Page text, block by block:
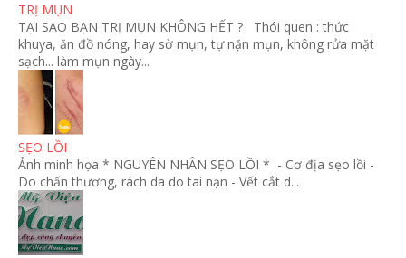
TRỊ MỤN
TẠI SAO BẠN TRỊ MỤN KHÔNG HẾT ? Thói quen : thức
khuya, ăn đồ nóng, hay sờ mụn, tự nặn mụn, không rửa mặt
sạch... làm mụn ngày...
SẸO LỒI
Ảnh minh họa * NGUYÊN NHÂN SẸO LỒI * - Cơ địa sẹo lồi -
Do chấn thương, rách da do tai nạn - Vết cắt d...